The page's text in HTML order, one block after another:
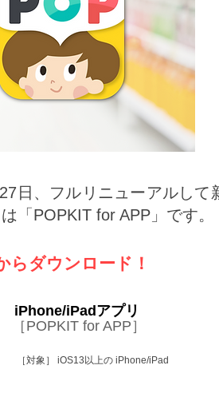
日、フルリニューアルして
「POPKIT for APP」です。
ダウンロード！
iPhone/iPadアプリ
［POPKIT for APP］
​［対象］ iOS13以上の iPhone/iPad